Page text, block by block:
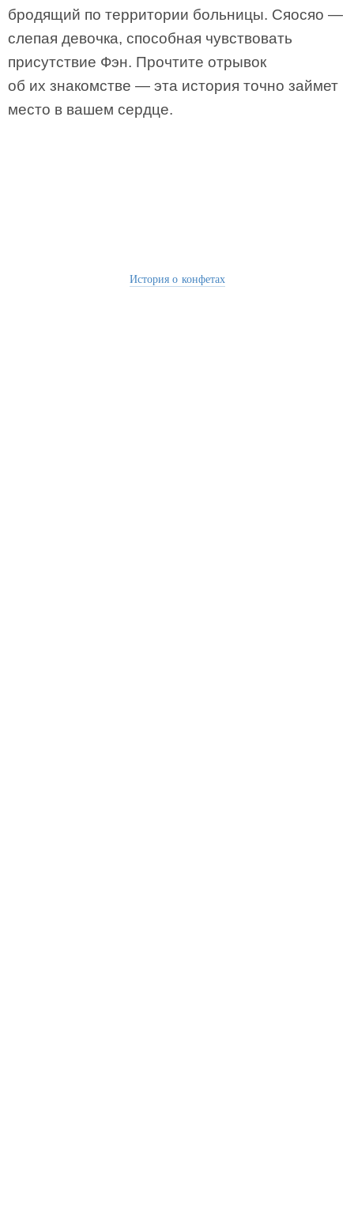
бродящий по территории больницы. Сяосяо —
слепая девочка, способная чувствовать
присутствие Фэн. Прочтите отрывок
об их знакомстве — эта история точно займет
место в вашем сердце.
История о конфетах